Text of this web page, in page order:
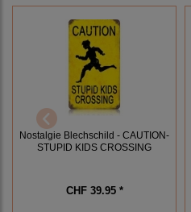
Nostalgie Blechschild - CAUTION-
STUPID KIDS CROSSING
CHF 39.95 *